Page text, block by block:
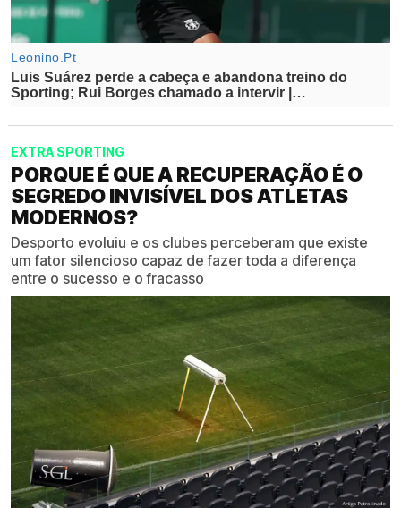
EXTRA SPORTING
PORQUE É QUE A RECUPERAÇÃO É O
SEGREDO INVISÍVEL DOS ATLETAS
MODERNOS?
Desporto evoluiu e os clubes perceberam que existe
um fator silencioso capaz de fazer toda a diferença
entre o sucesso e o fracasso